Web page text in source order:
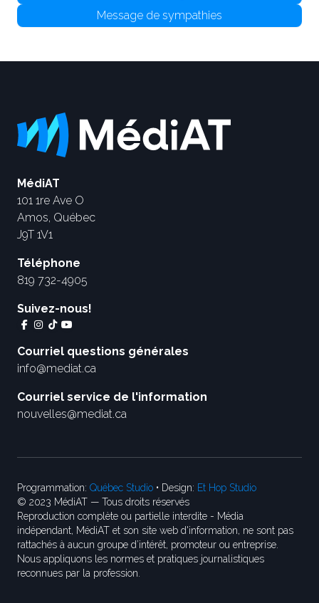
Message de sympathies
MédiAT
101 1re Ave O
Amos, Québec
J9T 1V1
Téléphone
819 732-4905
Suivez-nous!
Courriel questions générales
info@mediat.ca
Courriel service de l'information
nouvelles@mediat.ca
Programmation: Québec Studio • Design: Et Hop Studio
© 2023 MédiAT — Tous droits réservés
Reproduction complète ou partielle interdite - Média
indépendant, MédiAT et son site web d'information, ne sont pas
rattachés à aucun groupe d’intérêt, promoteur ou entreprise.
Nous appliquons les normes et pratiques journalistiques
reconnues par la profession.